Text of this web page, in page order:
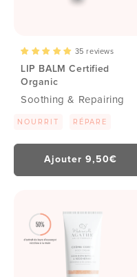
35 reviews
LIP BALM Certified
Organic
Soothing & Repairing
NOURRIT RÉPARE
Ajouter 9,50€